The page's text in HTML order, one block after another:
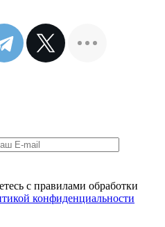
с правилами обработки
конфиденциальности